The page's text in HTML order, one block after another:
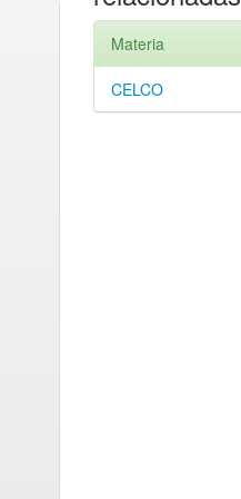
Materia
CELCO